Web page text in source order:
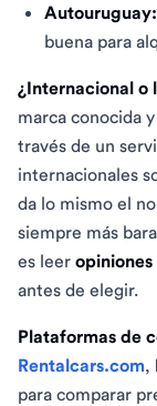
Autouruguay:
buena para
¿Internacional o
marca conocida
través de un
internacionales
da lo mismo el
siempre más
es leer
antes de elegir.
Plataformas de
Rentalcars.com,
para comparar